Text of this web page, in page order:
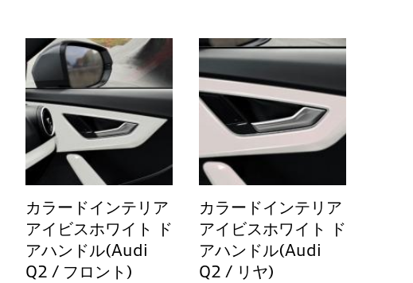
カラードインテリア
アイビスホワイト ド
アハンドル(Audi
Q2 / フロント)
カラードインテリア
アイビスホワイト ド
アハンドル(Audi
Q2 / リヤ)